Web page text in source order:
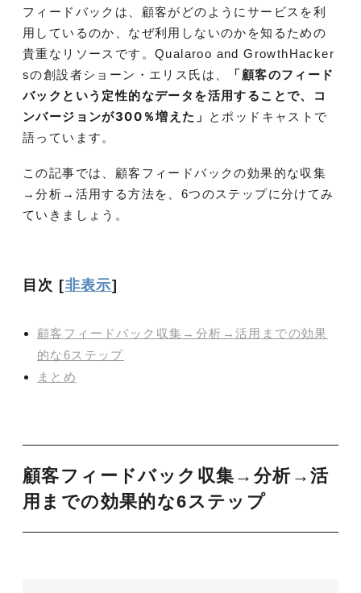
フィードバックは、顧客がどのようにサービスを利
用しているのか、なぜ利用しないのかを知るための
貴重なリソースです。Qualaroo and GrowthHacker
sの創設者ショーン・エリス氏は、
「顧客のフィード
バックという定性的なデータを活用することで、コ
ンバージョンが300％増えた」
とポッドキャストで
語っています。
この記事では、顧客フィードバックの効果的な収集
→分析→活用する方法を、6つのステップに分けてみ
ていきましょう。
目次 [非表示]
顧客フィードバック収集→分析→活用までの効果
的な6ステップ
まとめ
顧客フィードバック収集→分析→活
用までの効果的な6ステップ